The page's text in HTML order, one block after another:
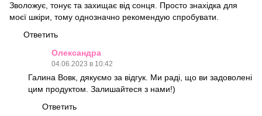
Зволожує, тонує та захищає від сонця. Просто знахідка для
моєї шкіри, тому однозначно рекомендую спробувати.
Ответить
Олександра
04.06.2023 в 10:42
Галина Вовк, дякуємо за відгук. Ми раді, що ви задоволені
цим продуктом. Залишайтеся з нами!)
Ответить